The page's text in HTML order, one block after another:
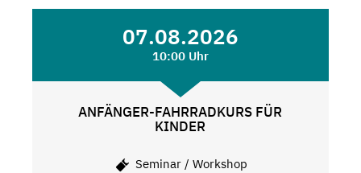
07.08.2026
10:00 Uhr
ANFÄNGER-FAHRRADKURS FÜR
KINDER
Seminar / Workshop